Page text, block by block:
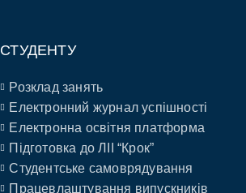
СТУДЕНТУ
Розклад занять
Електронний журнал успішності
Електронна освітня платформа
Підготовка до ЛІІ “Крок”
Студентське самоврядування
Працевлаштування випускників